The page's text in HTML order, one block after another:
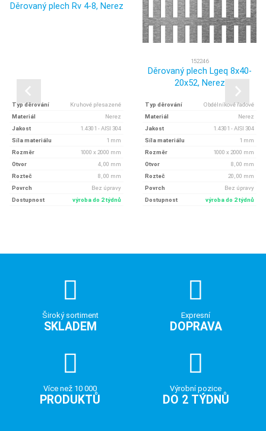
Děrovaný plech Rv 4-8, Nerez
Typ děrování
Kruhové přesazené
Materiál
Nerez
Jakost
1.4301 - AISI 304
Síla materiálu
1 mm
Rozměr
1000 x 2000 mm
Otvor
4, 00 mm
Rozteč
8, 00 mm
Povrch
Bez úpravy
Dostupnost
výroba do 2 týdnů
152246
Děrovaný plech Lgeq 8x40-
20x52, Nerez
Typ děrování
Obdélníkové řadové
Materiál
Nerez
Jakost
1.4301 - AISI 304
Síla materiálu
1 mm
Rozměr
1000 x 2000 mm
Otvor
8, 00 mm
Rozteč
20, 00 mm
Povrch
Bez úpravy
Dostupnost
výroba do 2 týdnů
Široký sortiment
SKLADEM
Expresní
DOPRAVA
Více než 10 000
PRODUKTŮ
Výrobní pozice
DO 2 TÝDNŮ